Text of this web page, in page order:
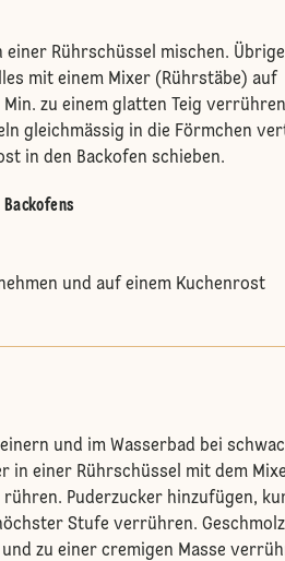
einer Rührschüssel mischen. Übrige
mit einem Mixer (Rührstäbe) auf
zu einem glatten Teig
gleichmässig in die Förmchen
in den Backofen schieben.
und auf einem Kuchenrost
und im Wasserbad bei
in einer Rührschüssel mit dem
Puderzucker hinzufügen,
Stufe verrühren.
zu einer cremigen Masse